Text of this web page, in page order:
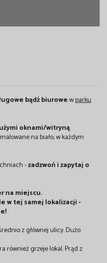
bądź biurowewparku
oknami/witryną.
na biało, w każdym
-zadzwoń i zapytaj o
na miejscu.
w tej samej lokalizacji -
z głównej ulicy. Dużo
również grzeje lokal. Prąd z